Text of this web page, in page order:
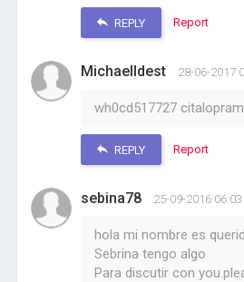
REPLY Report
MichaelIdest 28-06-2017
wh0cd517727
REPLY Report
sebina78 25-09-2016 06:03
hola mi nombre es
Sebrina tengo algo
Para discutir con